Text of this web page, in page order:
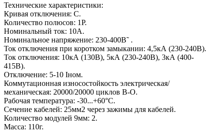
Технические характеристики:
Кривая отключения: C.
Количество полюсов: 1P.
Номинальный ток: 10А.
Номинальное напряжение: 230-400В˜ .
Ток отключения при коротком замыкании: 4,5кА (230-240В).
Ток отключения: 10кА (130В), 5кА (230-240В), 3кА (400-
415В).
Отключение: 5-10 Iном.
Коммутационная износостойкость электрическая/
механическая: 20000/20000 циклов В-О.
Рабочая температура: -30...+60°C.
Сечение кабелей: 25мм2 через зажимы для кабелей.
Количество модулей 9мм: 2.
Масса: 110г.